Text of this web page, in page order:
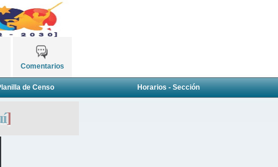
de Censo Horarios - Sección
Comentarios
]